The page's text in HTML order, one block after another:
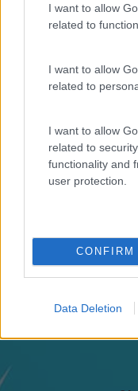
I want to allow
related to
I want to allow
related to
I want to allow
related to
functionality and
user protection.
CONFIRM
Data Deletion